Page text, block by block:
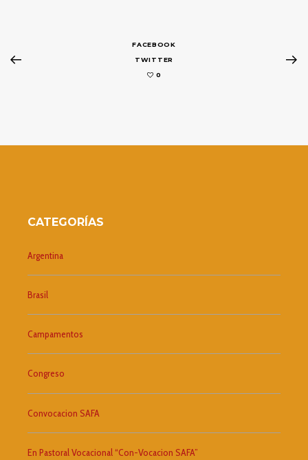
FACEBOOK
TWITTER
0
CATEGORÍAS
Argentina
Brasil
Campamentos
Congreso
Convocacion SAFA
En Pastoral Vocacional “Con-Vocacion SAFA”